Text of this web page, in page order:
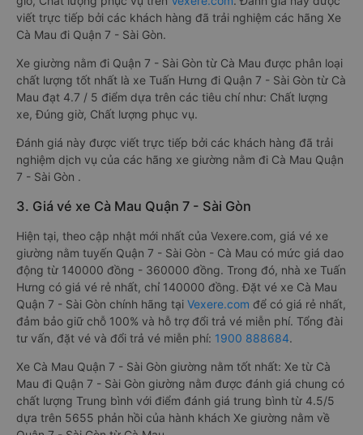
viết trực tiếp bởi các khách hàng đã trải nghiệm các hãng Xe
Cà Mau đi Quận 7 - Sài Gòn.
Xe giường nằm đi Quận 7 - Sài Gòn từ Cà Mau được phân loại
chất lượng tốt nhất là xe Tuấn Hưng đi Quận 7 - Sài Gòn từ Cà
Mau đạt 4.7 / 5 điểm dựa trên các tiêu chí như: Chất lượng
xe, Đúng giờ, Chất lượng phục vụ.
Đánh giá này được viết trực tiếp bởi các khách hàng đã trải
nghiệm dịch vụ của các hãng xe giường nằm đi Cà Mau Quận
7 - Sài Gòn .
3. Giá vé xe Cà Mau Quận 7 - Sài Gòn
Hiện tại, theo cập nhật mới nhất của Vexere.com, giá vé xe
giường nằm tuyến Quận 7 - Sài Gòn - Cà Mau có mức giá dao
động từ 140000 đồng - 360000 đồng. Trong đó, nhà xe Tuấn
Hưng có giá vé rẻ nhất, chỉ 140000 đồng. Đặt vé xe Cà Mau
Quận 7 - Sài Gòn chính hãng tại Vexere.com để có giá rẻ nhất,
đảm bảo giữ chỗ 100% và hỗ trợ đổi trả vé miễn phí. Tổng đài
tư vấn, đặt vé và đổi trả vé miễn phí: 1900 888684.
Xe Cà Mau Quận 7 - Sài Gòn giường nằm tốt nhất: Xe từ Cà
Mau đi Quận 7 - Sài Gòn giường nằm được đánh giá chung có
chất lượng Trung bình với điểm đánh giá trung bình từ 4.5/5
dựa trên 5655 phản hồi của hành khách Xe giường nằm về